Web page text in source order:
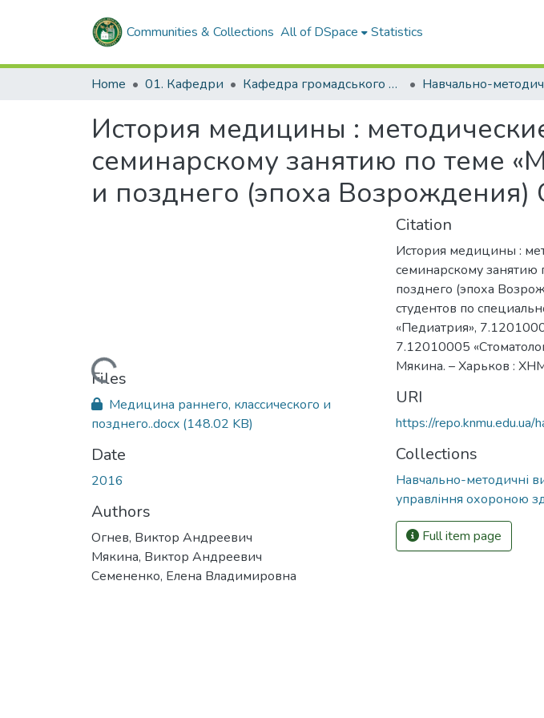
Communities & Collections All of DSpace Statistics
Home 01. Кафедри Кафедра громадського здоров'я та управління охороною здоров'я
История медицины :
семинарскому занятию по теме
и позднего (эпоха Возрождения)
Loading...
Files
Медицина раннего, классического и
позднего..docx (148.02 KB)
Date
2016
Authors
Огнев, Виктор Андреевич
Мякина, Виктор Андреевич
Семененко, Елена Владимировна
Citation
История медицины :
семинарскому занятию
позднего (эпоха
студентов по
«Педиатрия»,
7.12010005
Мякина. – Харьков :
URI
https://
Collections
Навчально-методичні
управління охороною
Full item page